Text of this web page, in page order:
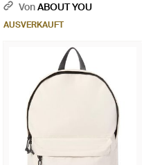
VonABOUT YOU
AUSVERKAUFT